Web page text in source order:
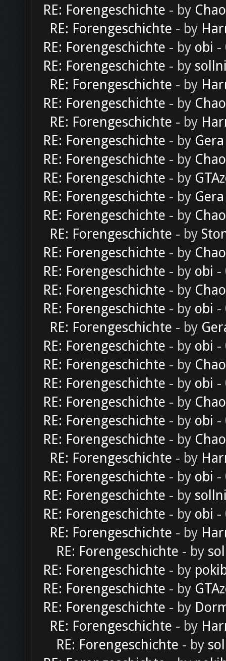
RE: Forengeschichte - by
RE: Forengeschichte - by
RE: Forengeschichte - by obi -
RE: Forengeschichte - by
RE: Forengeschichte - by
RE: Forengeschichte - by
RE: Forengeschichte - by
RE: Forengeschichte - by Gera
RE: Forengeschichte - by
RE: Forengeschichte - by
RE: Forengeschichte - by Gera
RE: Forengeschichte - by
RE: Forengeschichte - by
RE: Forengeschichte - by
RE: Forengeschichte - by obi -
RE: Forengeschichte - by
RE: Forengeschichte - by obi -
RE: Forengeschichte - by
RE: Forengeschichte - by obi -
RE: Forengeschichte - by
RE: Forengeschichte - by obi -
RE: Forengeschichte - by
RE: Forengeschichte - by obi -
RE: Forengeschichte - by
RE: Forengeschichte - by
RE: Forengeschichte - by obi -
RE: Forengeschichte - by
RE: Forengeschichte - by obi -
RE: Forengeschichte - by
RE: Forengeschichte - by
RE: Forengeschichte - by
RE: Forengeschichte - by
RE: Forengeschichte - by
RE: Forengeschichte - by
RE: Forengeschichte - by